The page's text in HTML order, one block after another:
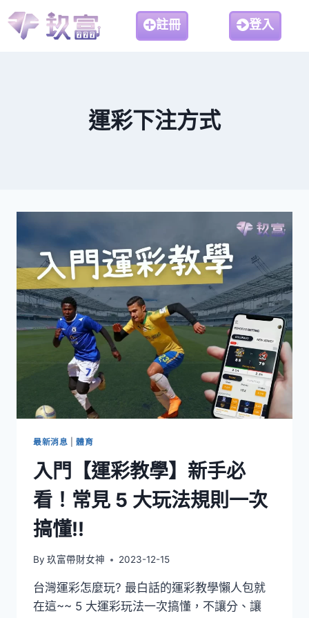
註冊 登入
運彩下注方式
最新消息 |體育
入門【運彩教學】新手必
看！常見 5 大玩法規則一次
搞懂!!
By 玖富帶財女神 2023-12-15
台灣運彩怎麼玩? 最白話的運彩教學懶人包就
在這~~ 5 大運彩玩法一次搞懂，不讓分、讓